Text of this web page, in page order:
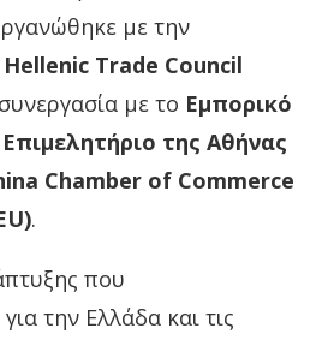
με την
Hellenic Trade Council
με το Εμπορικό
της Αθήνας
Chamber of Commerce
.
που
την Ελλάδα και τις